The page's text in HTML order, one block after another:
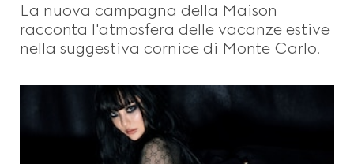
La nuova campagna della Maison
racconta l'atmosfera delle vacanze estive
nella suggestiva cornice di Monte Carlo.